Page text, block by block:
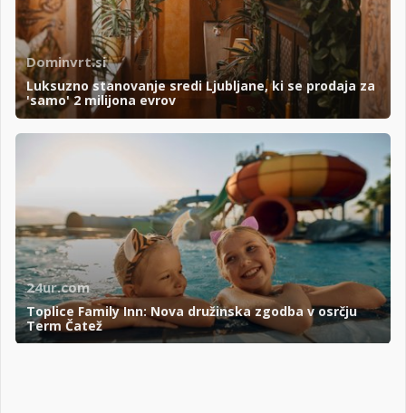
Dominvrt.si
Luksuzno stanovanje sredi Ljubljane, ki se prodaja za
'samo' 2 milijona evrov
24ur.com
Toplice Family Inn: Nova družinska zgodba v osrčju
Term Čatež